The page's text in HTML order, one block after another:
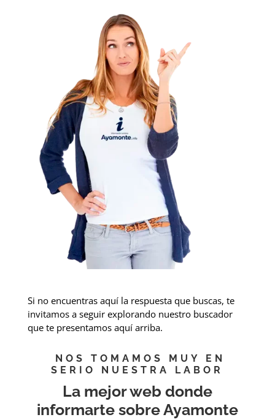
Si no encuentras aquí la respuesta que buscas, te
invitamos a seguir explorando nuestro buscador
que te presentamos aquí arriba.
NOS TOMAMOS MUY EN
SERIO NUESTRA LABOR
La mejor web donde
informarte sobre Ayamonte